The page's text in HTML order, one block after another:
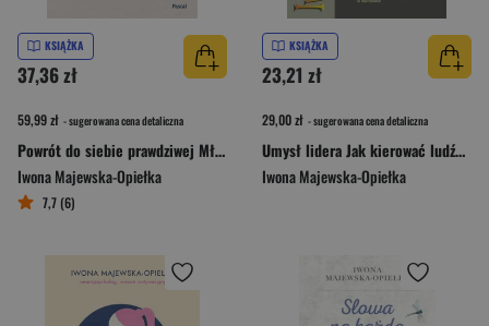
KSIĄŻKA
37,36 zł
59,99 zł - sugerowana cena detaliczna
Powrót do siebie prawdziwej Młoda, ale bez przesady
Iwona Majewska-Opiełka
7,7 (6)
KSIĄŻKA
23,21 zł
29,00 zł - sugerowana cena detaliczna
Umysł lidera Jak kierować ludźmi u progu XXI wieku
Iwona Majewska-Opiełka